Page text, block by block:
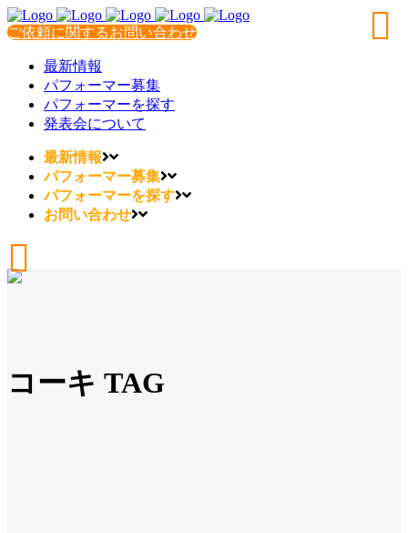
ご依頼に関するお問い合わせ
最新情報
パフォーマー募集
パフォーマーを探す
発表会について
最新情報
パフォーマー募集
パフォーマーを探す
お問い合わせ
コーキ TAG